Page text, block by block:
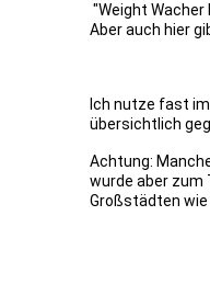
"Weight
Aber auch hier
Ich nutze fast
übersichtlich
Achtung:
wurde aber zum
Großstädten wie